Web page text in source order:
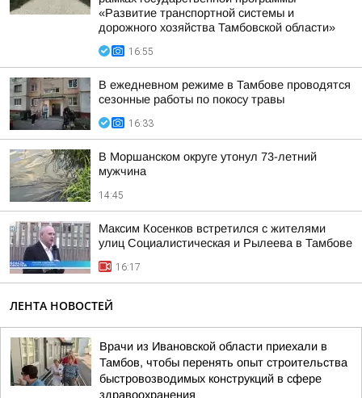
«Развитие транспортной системы и
дорожного хозяйства Тамбовской области»
16:55
В ежедневном режиме в Тамбове проводятся
сезонные работы по покосу травы
16:33
В Моршанском округе утонул 73-летний
мужчина
14:45
Максим Косенков встретился с жителями
улиц Социалистическая и Рылеева в Тамбове
16:17
ЛЕНТА НОВОСТЕЙ
Врачи из Ивановской области приехали в
Тамбов, чтобы перенять опыт строительства
быстровозводимых конструкций в сфере
здравоохранения